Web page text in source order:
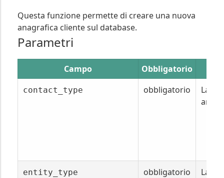
Questa funzione permette di creare una nuova
anagrafica cliente sul database.
Parametri
Campo Obbligatorio
contact_type obbligatorio
La
entity_type obbligatorio
La